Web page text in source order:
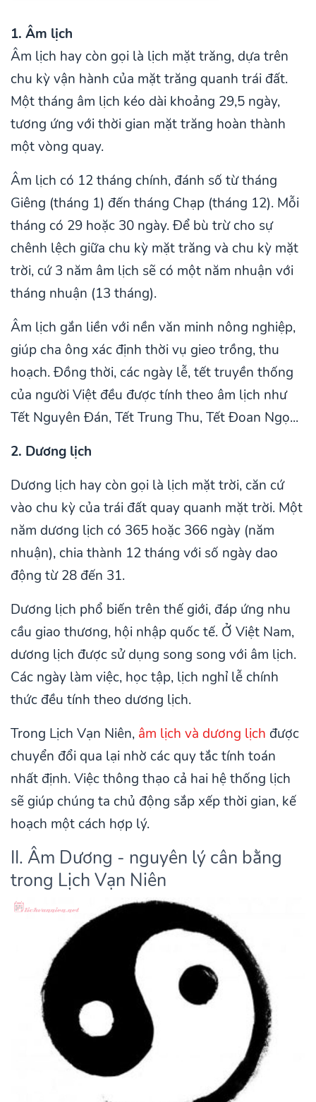
1. Âm lịch
Âm lịch hay còn gọi là lịch mặt trăng, dựa trên
chu kỳ vận hành của mặt trăng quanh trái đất.
Một tháng âm lịch kéo dài khoảng 29,5 ngày,
tương ứng với thời gian mặt trăng hoàn thành
một vòng quay.
Âm lịch có 12 tháng chính, đánh số từ tháng
Giêng (tháng 1) đến tháng Chạp (tháng 12). Mỗi
tháng có 29 hoặc 30 ngày. Để bù trừ cho sự
chênh lệch giữa chu kỳ mặt trăng và chu kỳ mặt
trời, cứ 3 năm âm lịch sẽ có một năm nhuận với
tháng nhuận (13 tháng).
Âm lịch gắn liền với nền văn minh nông nghiệp,
giúp cha ông xác định thời vụ gieo trồng, thu
hoạch. Đồng thời, các ngày lễ, tết truyền thống
của người Việt đều được tính theo âm lịch như
Tết Nguyên Đán, Tết Trung Thu, Tết Đoan Ngọ...
2. Dương lịch
Dương lịch hay còn gọi là lịch mặt trời, căn cứ
vào chu kỳ của trái đất quay quanh mặt trời. Một
năm dương lịch có 365 hoặc 366 ngày (năm
nhuận), chia thành 12 tháng với số ngày dao
động từ 28 đến 31.
Dương lịch phổ biến trên thế giới, đáp ứng nhu
cầu giao thương, hội nhập quốc tế. Ở Việt Nam,
dương lịch được sử dụng song song với âm lịch.
Các ngày làm việc, học tập, lịch nghỉ lễ chính
thức đều tính theo dương lịch.
Trong Lịch Vạn Niên, âm lịch và dương lịch được
chuyển đổi qua lại nhờ các quy tắc tính toán
nhất định. Việc thông thạo cả hai hệ thống lịch
sẽ giúp chúng ta chủ động sắp xếp thời gian, kế
hoạch một cách hợp lý.
II. Âm Dương - nguyên lý cân bằng
trong Lịch Vạn Niên